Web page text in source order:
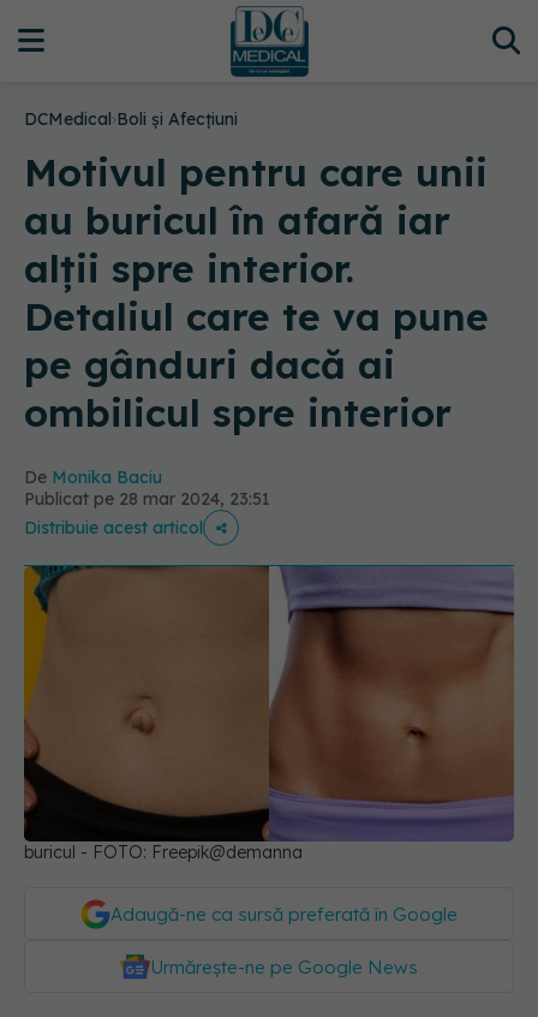
DCMedical›Boli și Afecțiuni
Motivul pentru care unii
au buricul în afară iar
alții spre interior.
Detaliul care te va pune
pe gânduri dacă ai
ombilicul spre interior
De Monika Baciu
Publicat pe 28 mar 2024, 23:51
Distribuie acest articol
buricul - FOTO: Freepik@demanna
Adaugă-ne ca sursă preferată în Google
Urmărește-ne pe Google News